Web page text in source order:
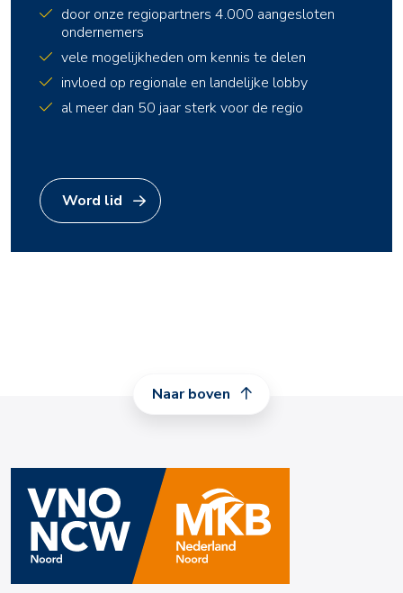
door onze regiopartners 4.000 aangesloten
ondernemers
vele mogelijkheden om kennis te delen
invloed op regionale en landelijke lobby
al meer dan 50 jaar sterk voor de regio
Word lid
Naar boven